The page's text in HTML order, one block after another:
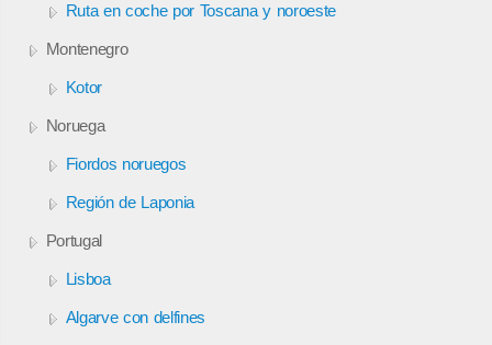
Ruta en coche por Toscana y noroeste
Montenegro
Kotor
Noruega
Fiordos noruegos
Región de Laponia
Portugal
Lisboa
Algarve con delfines